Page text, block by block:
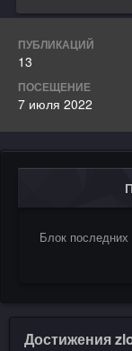
ПУБЛИКАЦИЙ
13
ПОСЕЩЕНИЕ
7 июля 2022
Блок
Достижения